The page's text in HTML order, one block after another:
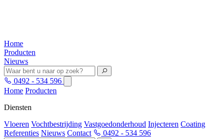
Home
Producten
Nieuws
0492 - 534 596
Home Producten
Diensten
Vloeren Vochtbestrijding Vastgoedonderhoud Injecteren Coating
Referenties Nieuws Contact 0492 - 534 596